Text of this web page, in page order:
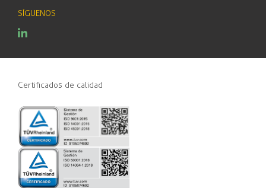
SÍGUENOS
Certificados de calidad